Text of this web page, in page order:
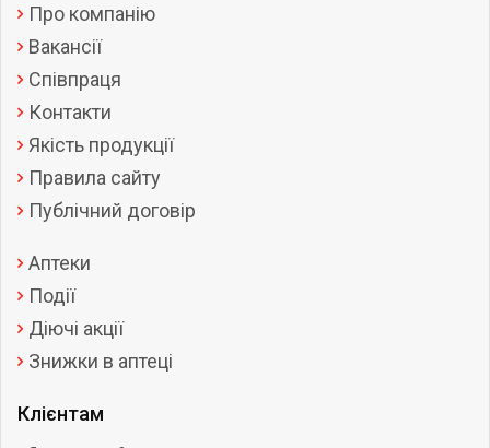
Про компанію
Вакансії
Співпраця
Контакти
Якість продукції
Правила сайту
Публічний договір
Аптеки
Події
Діючі акції
Знижки в аптеці
Клієнтам